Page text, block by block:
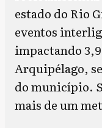
estado do Rio
eventos
impactando
Arquipélago,
do município.
mais de um